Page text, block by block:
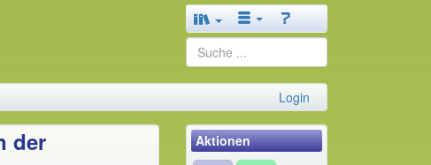
Login
der Aktionen